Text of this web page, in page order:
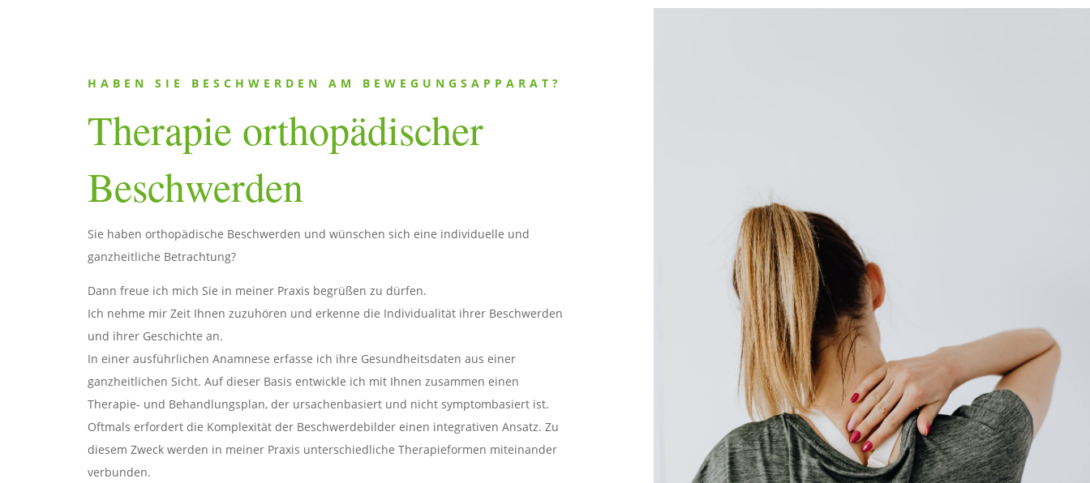
HABEN SIE BESCHWERDEN AM BEWEGUNGSAPPARAT?
Therapie orthopädischer
Beschwerden
Sie haben orthopädische Beschwerden und wünschen sich eine individuelle und
ganzheitliche Betrachtung?
Dann freue ich mich Sie in meiner Praxis begrüßen zu dürfen.
Ich nehme mir Zeit Ihnen zuzuhören und erkenne die Individualität ihrer Beschwerden
und ihrer Geschichte an.
In einer ausführlichen Anamnese erfasse ich ihre Gesundheitsdaten aus einer
ganzheitlichen Sicht. Auf dieser Basis entwickle ich mit Ihnen zusammen einen
Therapie- und Behandlungsplan, der ursachenbasiert und nicht symptombasiert ist.
Oftmals erfordert die Komplexität der Beschwerdebilder einen integrativen Ansatz. Zu
diesem Zweck werden in meiner Praxis unterschiedliche Therapieformen miteinander
verbunden.